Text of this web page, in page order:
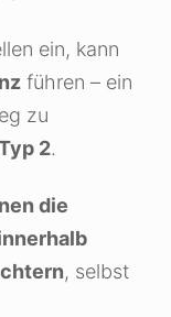
ein, kann
führen – ein
zu
2.
die
, selbst